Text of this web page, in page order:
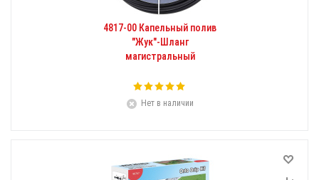
4817-00 Капельный полив
"Жук"-Шланг
магистральный
Нет в наличии